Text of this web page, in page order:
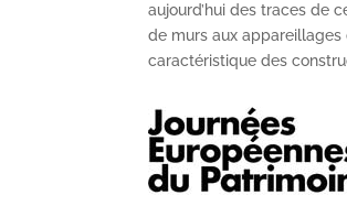
aujourd’hui des traces de
de murs aux
caractéristique des